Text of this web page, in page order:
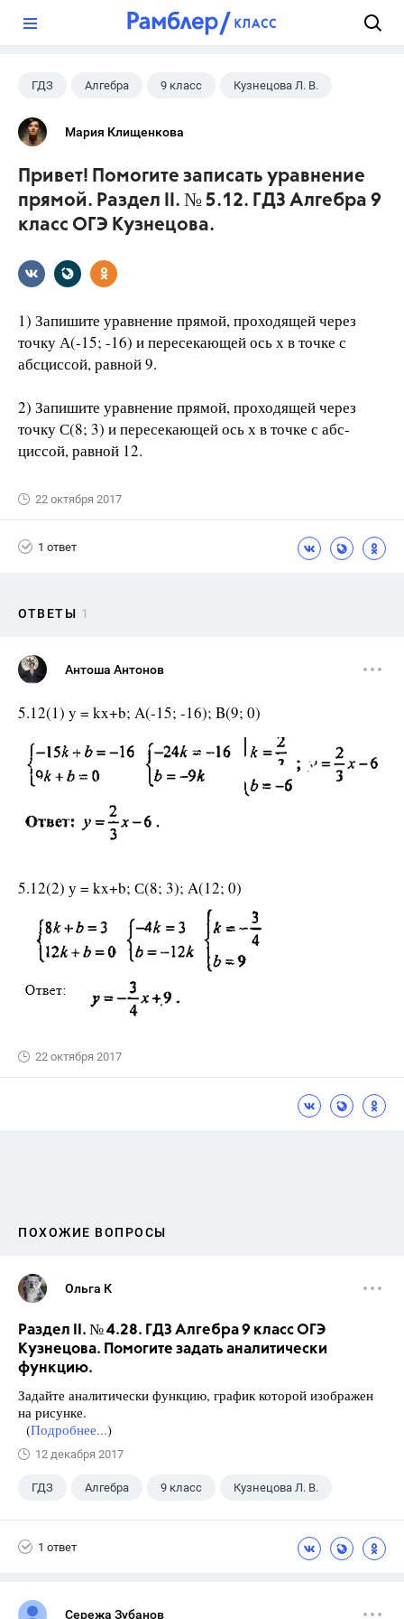
ГДЗ Алгебра 9 класс Кузнецова Л. В.
Мария Клищенкова
Привет! Помогите записать уравнение
прямой. Раздел II. № 5.12. ГДЗ Алгебра 9
класс ОГЭ Кузнецова.
1) Запишите уравнение прямой, проходящей через
точку А(-15; -16) и пересекающей ось х в точке с
абсциссой, равной 9.
2) Запишите уравнение прямой, проходящей через
точку С(8; 3) и пересекающей ось х в точке с абс-
циссой, равной 12.
22 октября 2017
1 ответ
ОТВЕТЫ 1
Антоша Антонов
5.12(1) y = kx+b; A(-15; -16); B(9; 0)
5.12(2) у = kx+b; С(8; 3); A(12; 0)
22 октября 2017
ПОХОЖИЕ ВОПРОСЫ
Ольга К
Раздел II. № 4.28. ГДЗ Алгебра 9 класс ОГЭ
Кузнецова. Помогите задать аналитически
функцию.
Задайте аналитически функцию, график которой изображен
на рисунке.
(Подробнее...)
12 декабря 2017
ГДЗ Алгебра 9 класс Кузнецова Л. В.
1 ответ
Сережа Зубанов